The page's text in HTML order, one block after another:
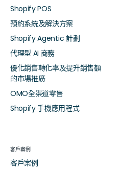
Shopify POS
預約系統及解決方案
Shopify Agentic 計劃
代理型 AI 商務
優化銷售轉化率及提升銷售額
的市場推廣
OMO全渠道零售
Shopify 手機應用程式
客戶案例
客戶案例